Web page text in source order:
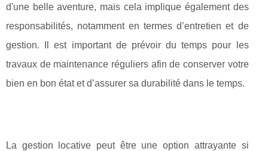
d'une belle aventure, mais cela implique également des
responsabilités, notamment en termes d’entretien et de
gestion. Il est important de prévoir du temps pour les
travaux de maintenance réguliers afin de conserver votre
bien en bon état et d’assurer sa durabilité dans le temps.
La gestion locative peut être une option attrayante si